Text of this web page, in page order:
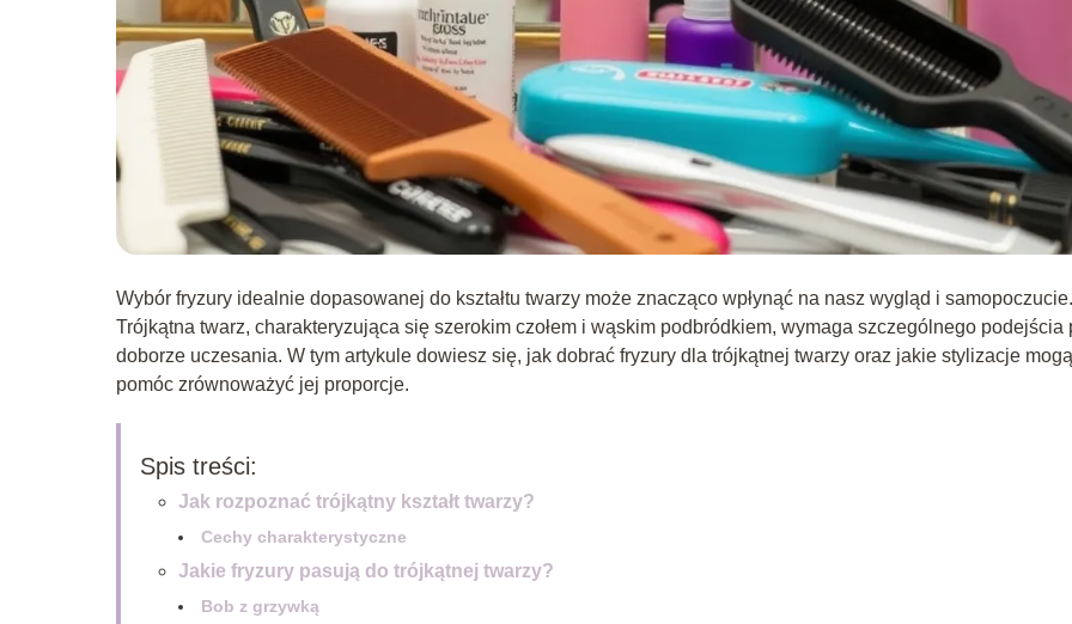
Wybór fryzury idealnie dopasowanej do kształtu twarzy może znacząco wpłynąć na nasz wygląd i samopoczucie.
Trójkątna twarz, charakteryzująca się szerokim czołem i wąskim podbródkiem, wymaga szczególnego podejścia
doborze uczesania. W tym artykule dowiesz się, jak dobrać fryzury dla trójkątnej twarzy oraz jakie stylizacje mogą
pomóc zrównoważyć jej proporcje.
Spis treści:
Jak rozpoznać trójkątny kształt twarzy?
Cechy charakterystyczne
Jakie fryzury pasują do trójkątnej twarzy?
Bob z grzywką